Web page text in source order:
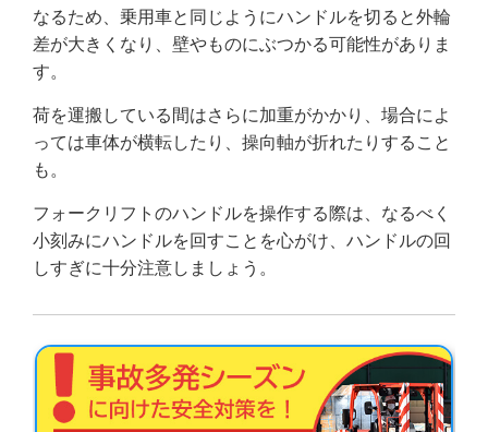
なるため、乗用車と同じようにハンドルを切ると外輪
差が大きくなり、壁やものにぶつかる可能性がありま
す。
荷を運搬している間はさらに加重がかかり、場合によ
っては車体が横転したり、操向軸が折れたりすること
も。
フォークリフトのハンドルを操作する際は、なるべく
小刻みにハンドルを回すことを心がけ、ハンドルの回
しすぎに十分注意しましょう。